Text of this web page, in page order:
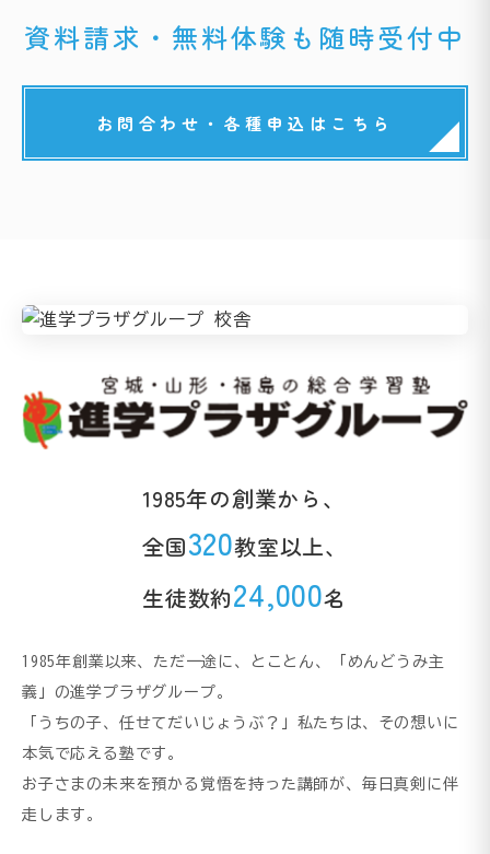
資料請求・無料体験も随時受付中
お問合わせ・各種申込はこちら
1985年の創業から、
全国320教室以上、
生徒数約24,000名
1985年創業以来、ただ一途に、とことん、「めんどうみ主
義」の進学プラザグループ。
「うちの子、任せてだいじょうぶ？」私たちは、その想いに
本気で応える塾です。
お子さまの未来を預かる覚悟を持った講師が、毎日真剣に伴
走します。